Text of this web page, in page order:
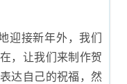
迎接新年外，我们
，让我们来制作贺
达自己的祝福，然